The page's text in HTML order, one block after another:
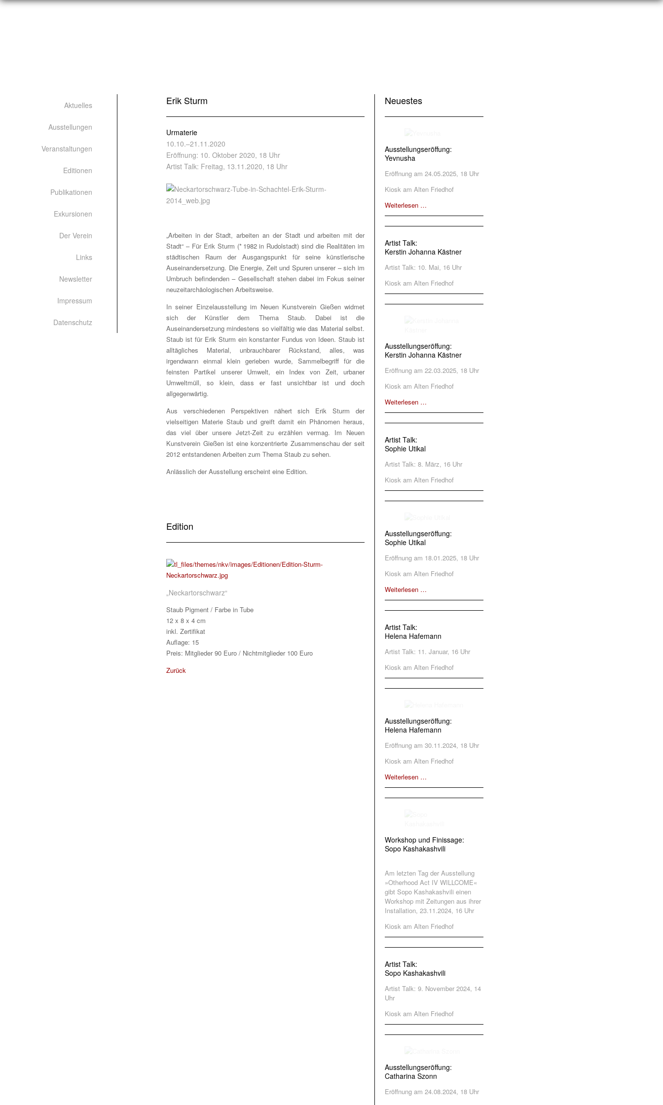
Aktuelles
Ausstellungen
Veranstaltungen
Editionen
Publikationen
Exkursionen
Der Verein
Links
Newsletter
Impressum
Datenschutz
Neuestes
Ausstellungseröffung:
Yevnusha
Eröffnung am 24.05.2025, 18 Uhr
Kiosk am Alten Friedhof
Weiterlesen …
Artist Talk:
Kerstin Johanna Kästner
Artist Talk: 10. Mai, 16 Uhr
Kiosk am Alten Friedhof
Ausstellungseröffung:
Kerstin Johanna Kästner
Eröffnung am 22.03.2025, 18 Uhr
Kiosk am Alten Friedhof
Weiterlesen …
Artist Talk:
Sophie Utikal
Artist Talk: 8. März, 16 Uhr
Kiosk am Alten Friedhof
Ausstellungseröffung:
Sophie Utikal
Eröffnung am 18.01.2025, 18 Uhr
Kiosk am Alten Friedhof
Weiterlesen …
Artist Talk:
Helena Hafemann
Artist Talk: 11. Januar, 16 Uhr
Kiosk am Alten Friedhof
Ausstellungseröffung:
Helena Hafemann
Eröffnung am 30.11.2024, 18 Uhr
Kiosk am Alten Friedhof
Weiterlesen …
Workshop und Finissage:
Sopo Kashakashvili
Am letzten Tag der Ausstellung
»Otherhood Act IV WILLCOME«
gibt Sopo Kashakashvili einen
Workshop mit Zeitungen aus ihrer
Installation, 23.11.2024, 16 Uhr
Kiosk am Alten Friedhof
Artist Talk:
Sopo Kashakashvili
Artist Talk: 9. November 2024, 14
Uhr
Kiosk am Alten Friedhof
Ausstellungseröffung:
Catharina Szonn
Eröffnung am 24.08.2024, 18 Uhr
Erik Sturm
Urmaterie
10.10.–21.11.2020
Eröffnung: 10. Oktober 2020, 18 Uhr
Artist Talk: Freitag, 13.11.2020, 18 Uhr
„Arbeiten in der Stadt, arbeiten an der Stadt und arbeiten mit der
Stadt“ – Für Erik Sturm (* 1982 in Rudolstadt) sind die Realitäten im
städtischen Raum der Ausgangspunkt für seine künstlerische
Auseinandersetzung. Die Energie, Zeit und Spuren unserer – sich im
Umbruch befindenden – Gesellschaft stehen dabei im Fokus seiner
neuzeitarchäologischen Arbeitsweise.
In seiner Einzelausstellung im Neuen Kunstverein Gießen widmet
sich der Künstler dem Thema Staub. Dabei ist die
Auseinandersetzung mindestens so vielfältig wie das Material selbst.
Staub ist für Erik Sturm ein konstanter Fundus von Ideen. Staub ist
alltägliches Material, unbrauchbarer Rückstand, alles, was
irgendwann einmal klein gerieben wurde, Sammelbegriff für die
feinsten Partikel unserer Umwelt, ein Index von Zeit, urbaner
Umweltmüll, so klein, dass er fast unsichtbar ist und doch
allgegenwärtig.
Aus verschiedenen Perspektiven nähert sich Erik Sturm der
vielseitigen Materie Staub und greift damit ein Phänomen heraus,
das viel über unsere Jetzt-Zeit zu erzählen vermag. Im Neuen
Kunstverein Gießen ist eine konzentrierte Zusammenschau der seit
2012 entstandenen Arbeiten zum Thema Staub zu sehen.
Anlässlich der Ausstellung erscheint eine Edition.
Edition
„Neckartorschwarz“
Staub Pigment / Farbe in Tube
12 x 8 x 4 cm
inkl. Zertifikat
Auflage: 15
Preis: Mitglieder 90 Euro / Nichtmitglieder 100 Euro
Zurück